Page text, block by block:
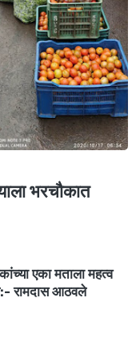
भरचौकात
एका मताला महत्व
रामदास आठवले